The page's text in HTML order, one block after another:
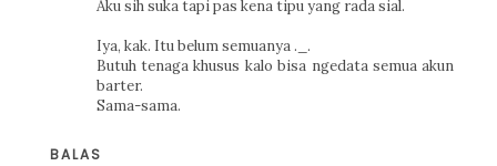
Aku sih suka tapi pas kena tipu yang rada sial.
Iya, kak. Itu belum semuanya ._.
Butuh tenaga khusus kalo bisa ngedata semua akun
barter.
Sama-sama.
BALAS